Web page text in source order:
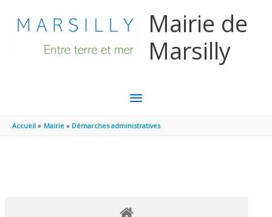
Mairie de
Marsilly
MENU
PRINCIPAL
Accueil Mairie Démarches administratives